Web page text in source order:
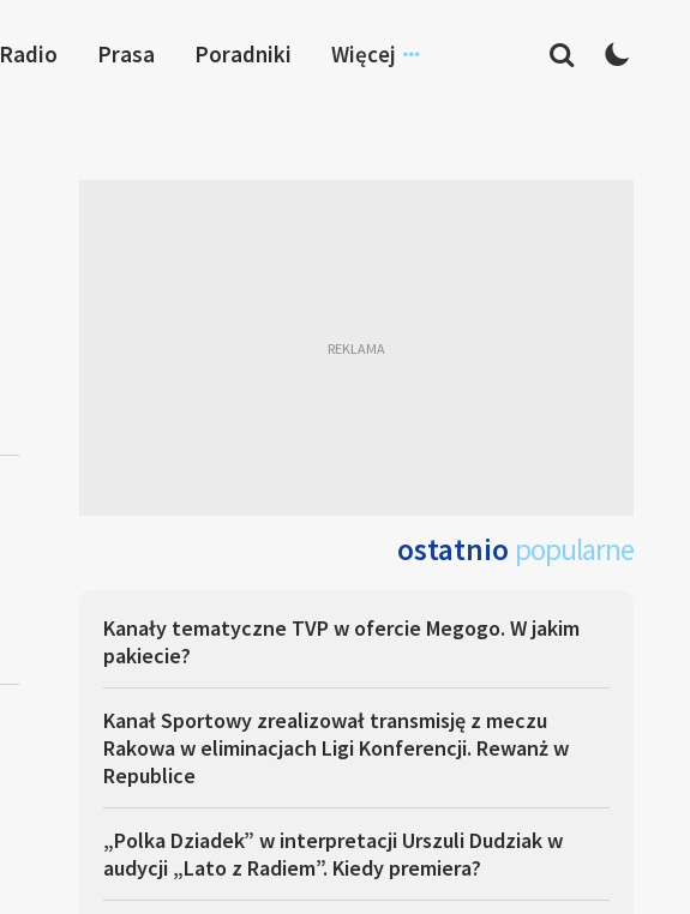
Radio Prasa Poradniki Więcej
ostatnio popularne
Kanały tematyczne TVP w ofercie Megogo. W jakim
pakiecie?
Kanał Sportowy zrealizował transmisję z meczu
Rakowa w eliminacjach Ligi Konferencji. Rewanż w
Republice
„Polka Dziadek” w interpretacji Urszuli Dudziak w
audycji „Lato z Radiem”. Kiedy premiera?